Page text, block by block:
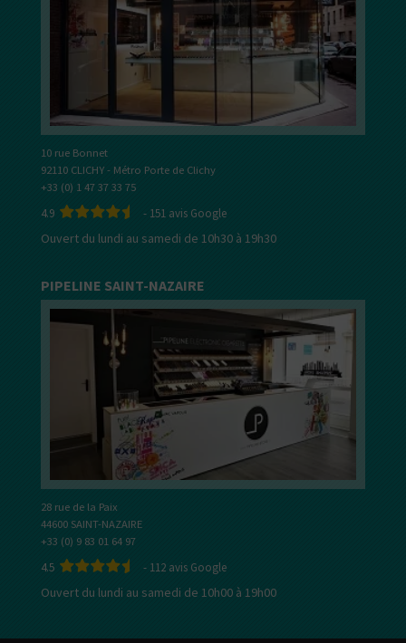
10 rue Bonnet
92110 CLICHY - Métro Porte de Clichy
+33 (0) 1 47 37 33 75
4.9 - 151 avis Google
Ouvert du lundi au samedi de 10h30 à 19h30
PIPELINE SAINT-NAZAIRE
28 rue de la Paix
44600 SAINT-NAZAIRE
+33 (0) 9 83 01 64 97
4.5 - 112 avis Google
Ouvert du lundi au samedi de 10h00 à 19h00